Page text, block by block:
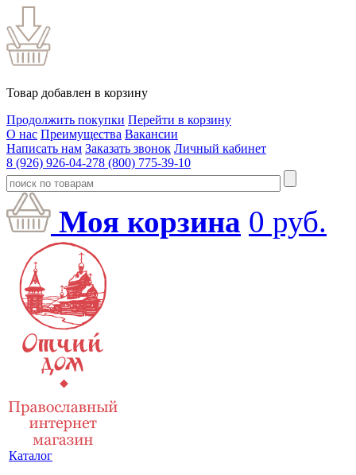
Товар добавлен в корзину
Продолжить покупки Перейти в корзину
О нас Преимущества Вакансии
Написать нам Заказать звонок Личный кабинет
8 (926) 926-04-278 (800) 775-39-10
Моя корзина 0 руб.
Каталог